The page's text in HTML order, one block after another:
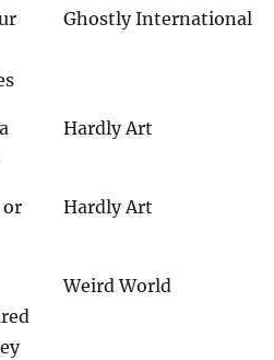
Ghostly International
Hardly Art
Hardly Art
Weird World